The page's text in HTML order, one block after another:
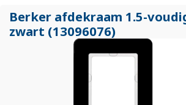
Berker afdekraam 1.5-
zwart (13096076)